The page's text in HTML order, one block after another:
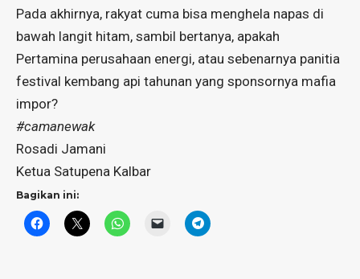
Pada akhirnya, rakyat cuma bisa menghela napas di
bawah langit hitam, sambil bertanya, apakah
Pertamina perusahaan energi, atau sebenarnya panitia
festival kembang api tahunan yang sponsornya mafia
impor?
#camanewak
Rosadi Jamani
Ketua Satupena Kalbar
Bagikan ini: